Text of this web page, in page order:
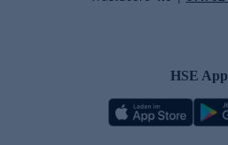
HSE App